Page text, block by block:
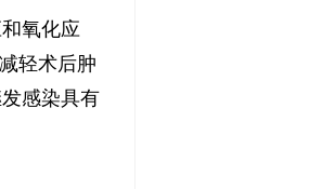
氧化应
轻术后肿
感染具有